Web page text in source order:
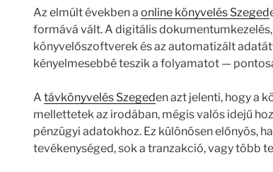
Az elmúlt években a online könyvelés Szeged
formává vált. A digitális
könyvelőszoftverek és az automatizált
kényelmesebbé teszik a folyamatot —
A távkönyvelés Szegeden azt jelenti, hogy a
mellettetek az irodában, mégis valós idejű
pénzügyi adatokhoz. Ez különösen előnyös,
tevékenységed, sok a tranzakció, vagy több